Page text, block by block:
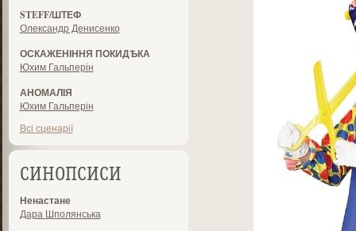
STEFF/ШТЕФ
Олександр Денисенко
ОСКАЖЕНІННЯ ПОКИДѢКА
Юхим Гальперін
АНОМАЛІЯ
Юхим Гальперін
Всі сценарії
СИНОПСИСИ
Ненастане
Дара Шполянська